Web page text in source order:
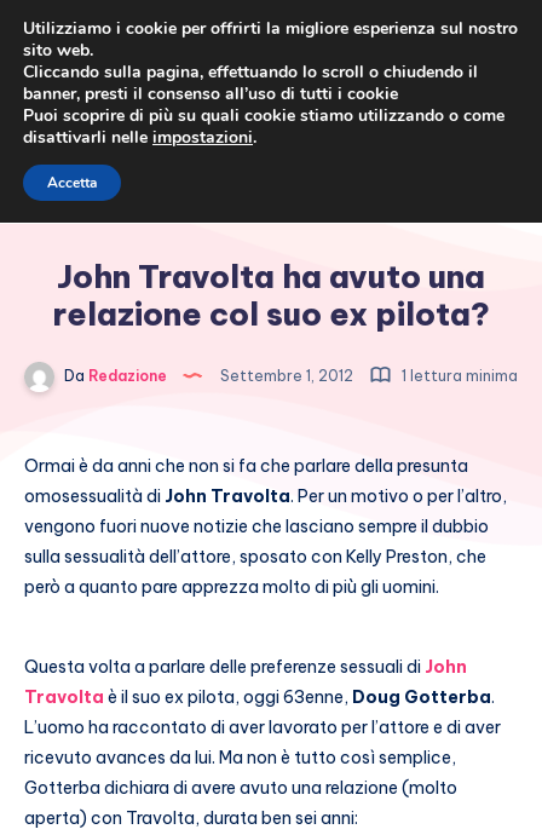
John Travolta ha avuto una
relazione col suo ex pilota?
Da Redazione Settembre 1, 2012 1 lettura minima
Ormai è da anni che non si fa che parlare della presunta
omosessualità di John Travolta. Per un motivo o per l’altro,
vengono fuori nuove notizie che lasciano sempre il dubbio
sulla sessualità dell’attore, sposato con Kelly Preston, che
però a quanto pare apprezza molto di più gli uomini.
Questa volta a parlare delle preferenze sessuali di John
Travolta è il suo ex pilota, oggi 63enne, Doug Gotterba.
L’uomo ha raccontato di aver lavorato per l’attore e di aver
ricevuto avances da lui. Ma non è tutto così semplice,
Gotterba dichiara di avere avuto una relazione (molto
aperta) con Travolta, durata ben sei anni:
Utilizziamo i cookie per offrirti la migliore esperienza sul nostro
sito web.
Cliccando sulla pagina, effettuando lo scroll o chiudendo il
banner, presti il consenso all’uso di tutti i cookie
Puoi scoprire di più su quali cookie stiamo utilizzando o come
disattivarli nelle impostazioni.
Accetta